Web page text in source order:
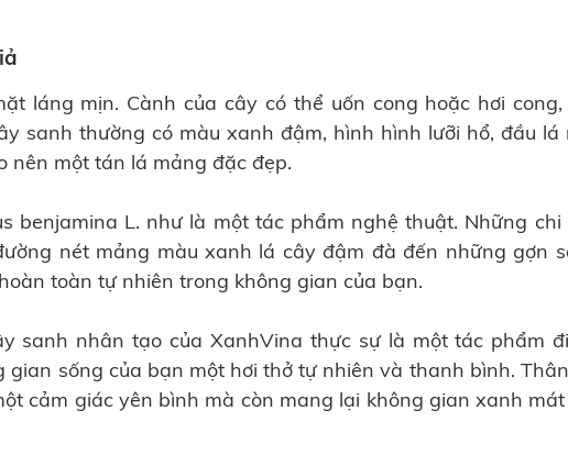
láng mịn. Cành của cây có thể uốn cong hoặc hơi
sanh thường có màu xanh đậm, hình hình lưỡi hổ, đầu lá
nên một tán lá mảng đặc đẹp.
benjamina L. như là một tác phẩm nghệ thuật. Những
nét mảng màu xanh lá cây đậm đà đến những gợn
toàn tự nhiên trong không gian của bạn.
sanh nhân tạo của XanhVina thực sự là một tác phẩm
sống của bạn một hơi thở tự nhiên và thanh bình.
cảm giác yên bình mà còn mang lại không gian xanh mát